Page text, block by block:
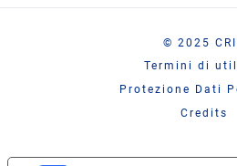
© 2025
Termini di
Protezione Dati
Credits